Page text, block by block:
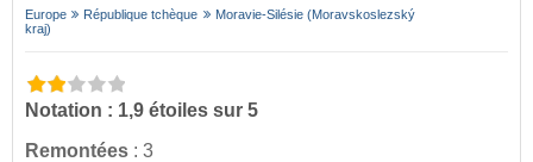
Europe République tchèque
Moravie-Silésie (Moravskoslezský
kraj)
Notation : 1,9 étoiles sur 5
Remontées : 3